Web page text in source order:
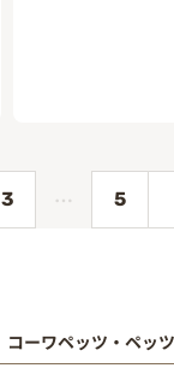
3 … 5
コーワペッツ・ペッ